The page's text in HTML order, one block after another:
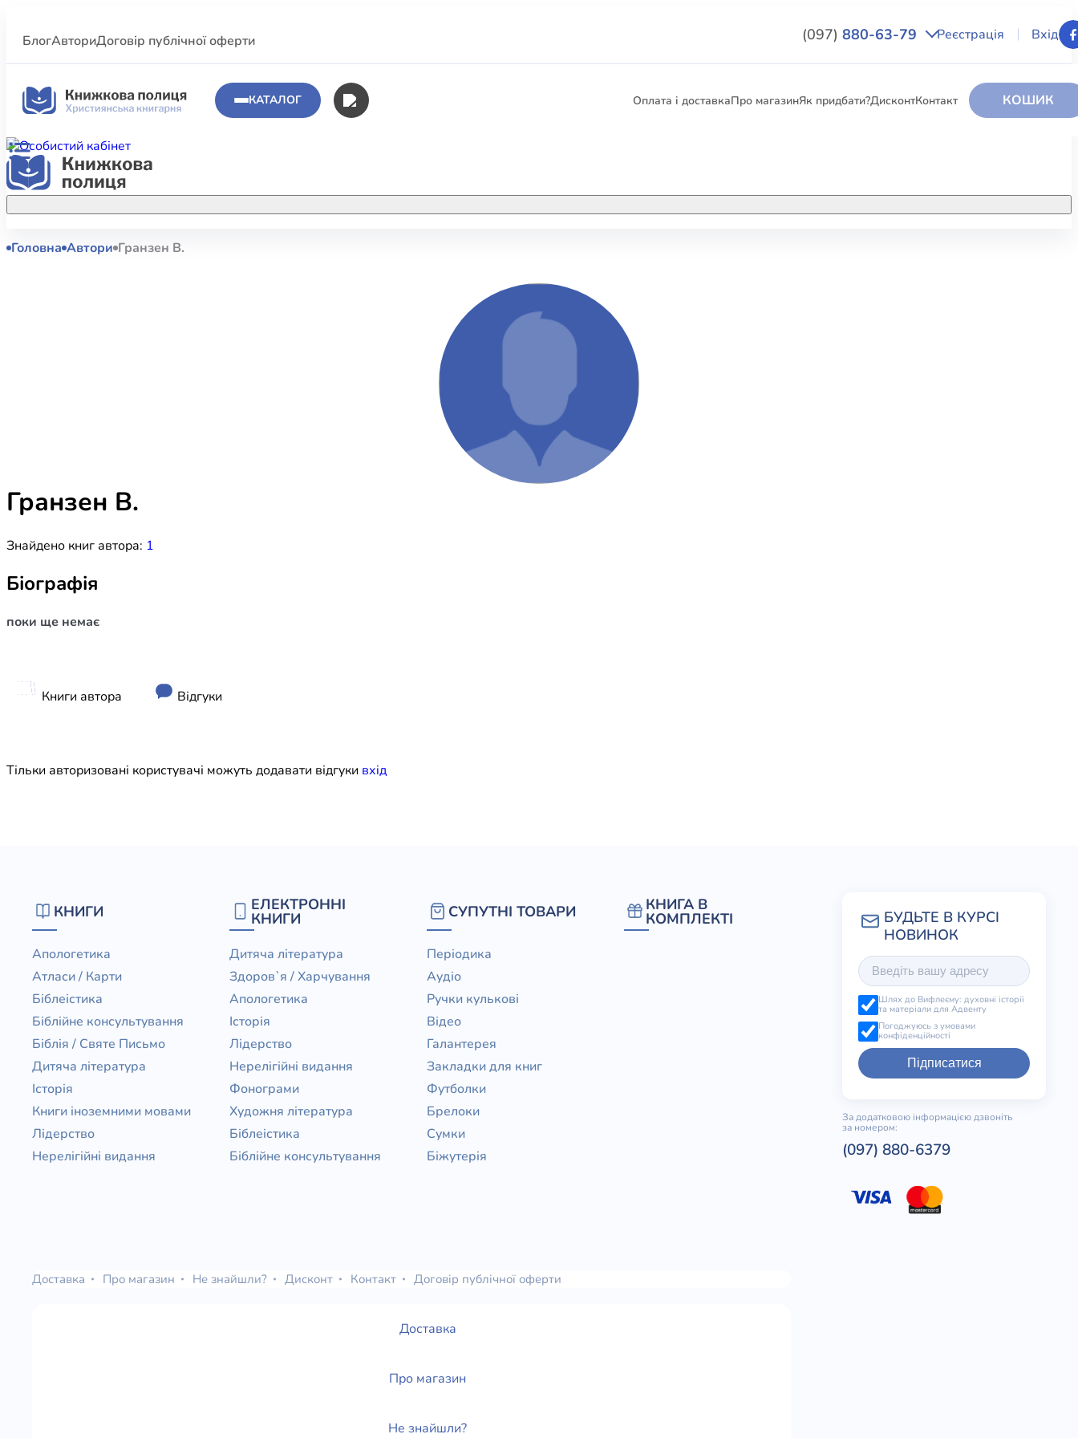
БлогАвториДоговір публічної оферти (097) 880-63-79 Реєстрація Вхід
КАТАЛОГ Оплата і доставкаПро магазинЯк придбати?ДисконтКонтакт КОШИК
Акційні пропозиції
КНИГИ
Біблійне консультування
Художня література
ЕЛЕКТРОННІ КНИГИ
КНИГА В КОМПЛЕКТІ
Головна Автори Гранзен В.
Гранзен В.
Знайдено книг автора: 1
Біографія
поки ще немає
Книги автора Відгуки
Тільки авторизовані користувачі можуть додавати відгуки вхiд
КНИГИ
Апологетика
Атласи / Карти
Біблеістика
Біблійне консультування
Біблія / Святе Письмо
Дитяча література
Історія
Книги іноземними мовами
Лідерство
Нерелігійні видання
ЕЛЕКТРОННІ
КНИГИ
Дитяча література
Здоров`я / Харчування
Апологетика
Історія
Лідерство
Нерелігійні видання
Фонограми
Художня література
Біблеістика
Біблійне консультування
СУПУТНІ ТОВАРИ
Періодика
Аудіо
Ручки кулькові
Відео
Галантерея
Закладки для книг
Футболки
Брелоки
Сумки
Біжутерія
КНИГА В
КОМПЛЕКТІ
Шлях до Вифлеєму: духовні історії
та матеріали для Адвенту
Погоджуюсь з умовами
конфіденційності
Підписатися
За додатковою інформацією дзвоніть
за номером:
(097) 880-6379
Доставка Про магазин Не знайшли? Дисконт Контакт Договір публічної оферти
Доставка
Про магазин
Не знайшли?